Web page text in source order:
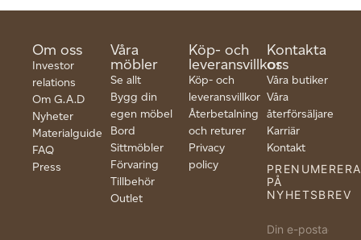
Om oss
Investor
relations
Om G.A.D
Nyheter
Materialguide
FAQ
Press
Våra
möbler
Se allt
Bygg din
egen möbel
Bord
Sittmöbler
Förvaring
Tillbehör
Outlet
Köp- och
leveransvillkor
Köp- och
leveransvillkor
Återbetalning
och returer
Privacy
policy
Kontakta
oss
Våra butiker
Våra
återförsäljare
Karriär
Kontakt
PRENUMERERA
PÅ
NYHETSBREV